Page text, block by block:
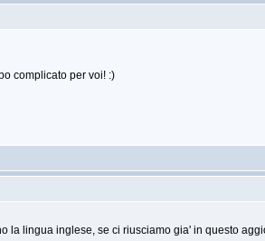
complicato per voi! :)
la lingua inglese, se ci riusciamo gia' in questo